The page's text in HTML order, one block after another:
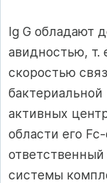
Ig G обладают
авидностью, т.
скоростью
активных
области его
системы